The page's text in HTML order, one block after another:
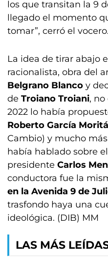
los que transitan la 9
llegado el momento
tomar”, cerró el vocero.
La idea de tirar abajo
racionalista, obra del
Belgrano Blanco y
de Troiano Troiani, no
2022 lo había
Roberto García
Cambio) y mucho
había hablado sobre
presidente Carlos
conductora fue la
en la Avenida 9 de
trasfondo haya una
ideológica. (DIB) MM
LAS MÁS